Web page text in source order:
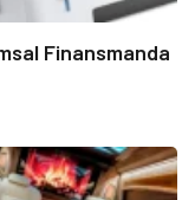
Finansmanda